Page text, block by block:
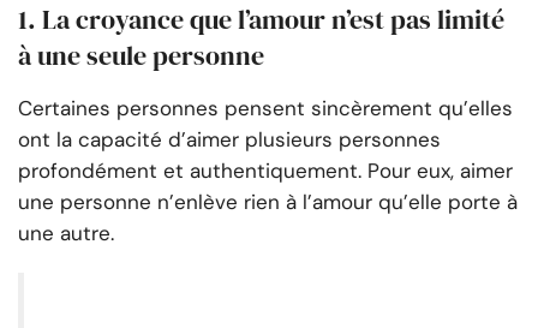
1. La croyance que l’amour n’est pas limité
à une seule personne
Certaines personnes pensent sincèrement qu’elles
ont la capacité d’aimer plusieurs personnes
profondément et authentiquement. Pour eux, aimer
une personne n’enlève rien à l’amour qu’elle porte à
une autre.